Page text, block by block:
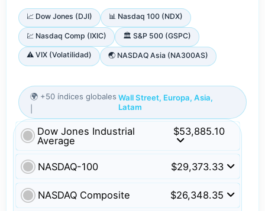
📈 Dow Jones (DJI) 📊 Nasdaq 100 (NDX)
💹 Nasdaq Comp (IXIC) 🏛️ S&P 500 (GSPC)
⚠️ VIX (Volatilidad) 🌏 NASDAQ Asia (NA300AS)
🌍 +50 índices globales Wall Street, Europa, Asia,
Latam
Dow Jones Industrial
Average
$53,885.10
NASDAQ-100 $29,373.33
NASDAQ Composite $26,348.35